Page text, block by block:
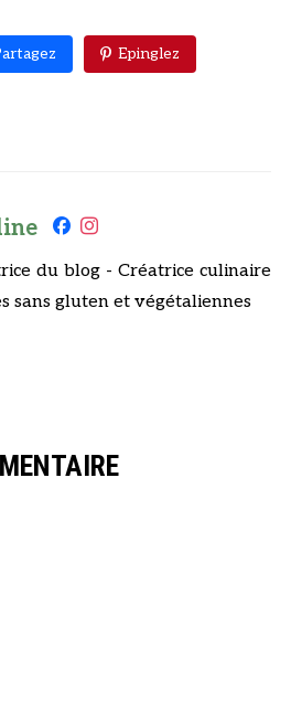
Epinglez
du blog - Créatrice culinaire
sans gluten et végétaliennes